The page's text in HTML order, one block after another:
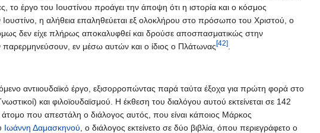
το έργο του Ιουστίνου προάγει την άποψη ότι η ιστορία και ο κόσμος
Ιουστίνο, η αλήθεια επαληθεύεται εξ ολοκλήρου στο πρόσωπο του Χριστού, ο
δεν είχε πλήρως αποκαλυφθεί και δρούσε αποσπασματικώς στην
εν μέσω αυτών και ο ίδιος ο Πλάτωνας[42]
αντιιουδαϊκό έργο, εξισορροπώντας παρά ταύτα έξοχα για πρώτη φορά στο
και φιλοϊουδαϊσμού. Η έκθεση του διαλόγου αυτού εκτείνεται σε 142
που απεστάλη ο διάλογος αυτός, που είναι κάποιος Μάρκος
Ιωάννη Δαμασκηνού , ο διάλογος εκτείνετο σε δύο βιβλία, όπου περιεγράφετο ο